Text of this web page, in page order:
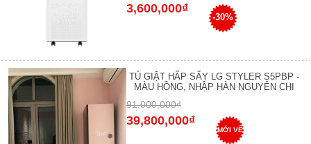
3,600,000₫
-30%
TỦ GIẶT HẤP SẤY LG STYLER S5PBP -
MÀU HỒNG, NHẬP HÀN NGUYÊN CHI
91,000,000₫
39,800,000₫
MỚI VỀ